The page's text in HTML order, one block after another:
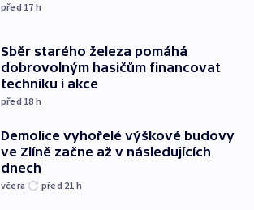
před 17 h
Sběr starého železa pomáhá
dobrovolným hasičům financovat
techniku i akce
před 18 h
Demolice vyhořelé výškové budovy
ve Zlíně začne až v následujících
dnech
včera před 21 h